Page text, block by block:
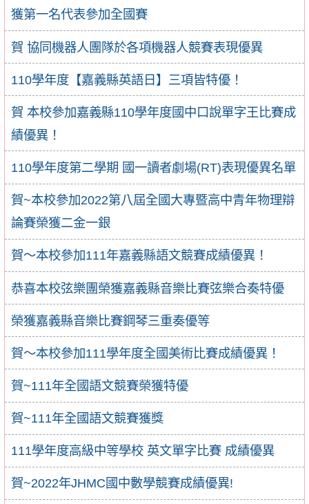
獲第一名代表參加全國賽
賀 協同機器人團隊於各項機器人競賽表現優異
110學年度【嘉義縣英語日】三項皆特優！
賀 本校參加嘉義縣110學年度國中口說單字王比賽成
績優異！
110學年度第二學期 國一讀者劇場(RT)表現優異名單
賀~本校參加2022第八屆全國大專暨高中青年物理辯
論賽榮獲二金一銀
賀～本校參加111年嘉義縣語文競賽成績優異！
恭喜本校弦樂團榮獲嘉義縣音樂比賽弦樂合奏特優
榮獲嘉義縣音樂比賽鋼琴三重奏優等
賀～本校參加111學年度全國美術比賽成績優異！
賀~111年全國語文競賽榮獲特優
賀~111年全國語文競賽獲獎
111學年度高級中等學校 英文單字比賽 成績優異
賀~2022年JHMC國中數學競賽成績優異!